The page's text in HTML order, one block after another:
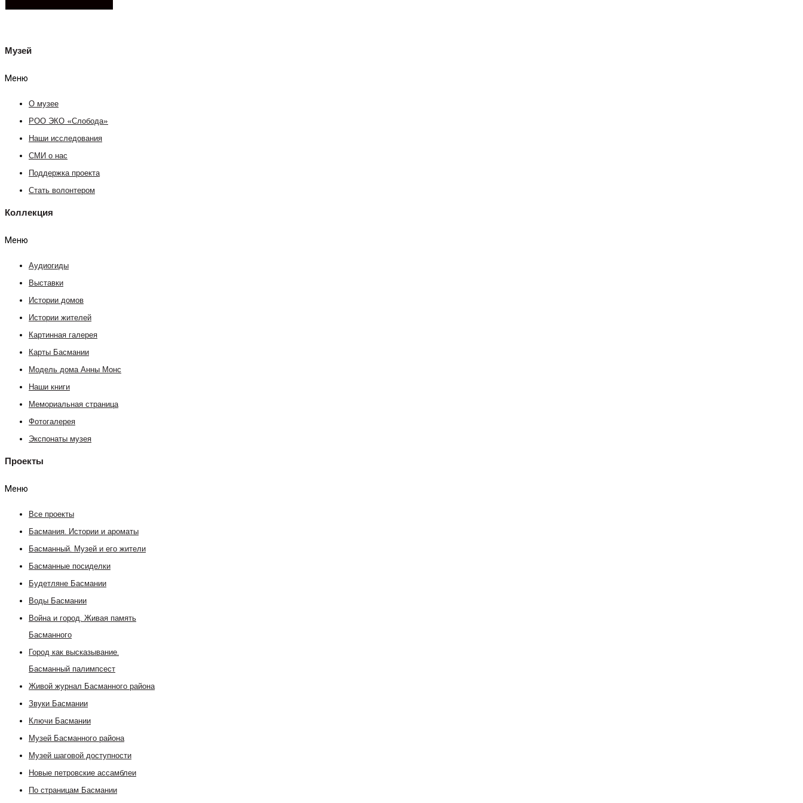
Музей
Меню
О музее
РОО ЭКО «Слобода»
Наши исследования
СМИ о нас
Поддержка проекта
Стать волонтером
Коллекция
Меню
Аудиогиды
Выставки
Истории домов
Истории жителей
Картинная галерея
Карты Басмании
Модель дома Анны Монс
Наши книги
Мемориальная страница
Фотогалерея
Экспонаты музея
Проекты
Меню
Все проекты
Басмания. Истории и ароматы
Басманный. Музей и его жители
Басманные посиделки
Будетляне Басмании
Воды Басмании
Война и город. Живая память
Басманного
Город как высказывание.
Басманный палимпсест
Живой журнал Басманного района
Звуки Басмании
Ключи Басмании
Музей Басманного района
Музей шаговой доступности
Новые петровские ассамблеи
По страницам Басмании